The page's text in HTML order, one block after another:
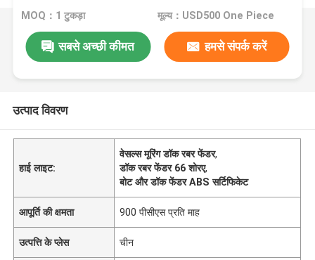
MOQ：1 टुकड़ा मूल्य：USD500 One Piece
सबसे अच्छी कीमत हमसे संपर्क करें
उत्पाद विवरण
हाई लाइट:
वेसल्स मूरिंग डॉक रबर फेंडर,
डॉक रबर फेंडर 66 शोरए,
बोट और डॉक फेंडर ABS सर्टिफिकेट
आपूर्ति की क्षमता 900 पीसीएस प्रति माह
उत्पत्ति के प्लेस चीन